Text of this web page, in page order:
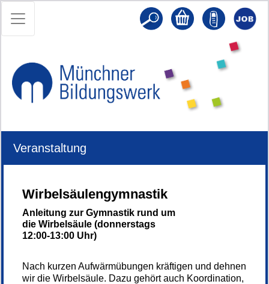
Veranstaltung
Wirbelsäulengymnastik
Anleitung zur Gymnastik rund um
die Wirbelsäule (donnerstags
12:00-13:00 Uhr)
Nach kurzen Aufwärmübungen kräftigen und dehnen
wir die Wirbelsäule. Dazu gehört auch Koordination,